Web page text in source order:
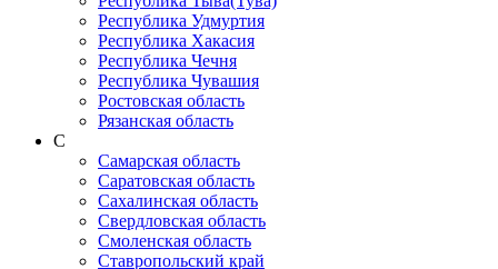
Республика Удмуртия
Республика Хакасия
Республика Чечня
Республика Чувашия
Ростовская область
Рязанская область
С
Самарская область
Саратовская область
Сахалинская область
Свердловская область
Смоленская область
Ставропольский край